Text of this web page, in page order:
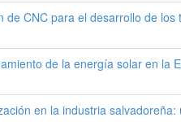
de CNC para el desarrollo de
de la energía solar en la
en la industria